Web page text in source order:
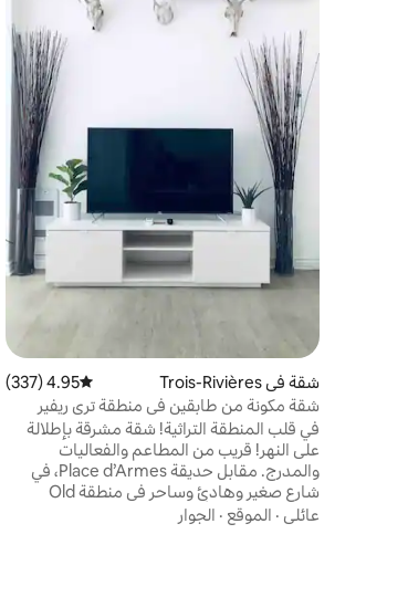
شقة في Trois-Rivières متوسط التقييم 4.95 من 5، 337 مراجعات
4.95 (337)
شقة مكونة من طابقين في منطقة تري ريفير
القديمة بالقرب من الماء
في قلب المنطقة التراثية! شقة مشرقة بإطلالة
على النهر! قريب من المطاعم والفعاليات
والمدرج. مقابل حديقة Place d’Armes، في
شارع صغير وهادئ وساحر في منطقة Old
Trois-Rivières. أفضل من الفندق: غرفتا نوم
عائلي · الموقع · الجوار